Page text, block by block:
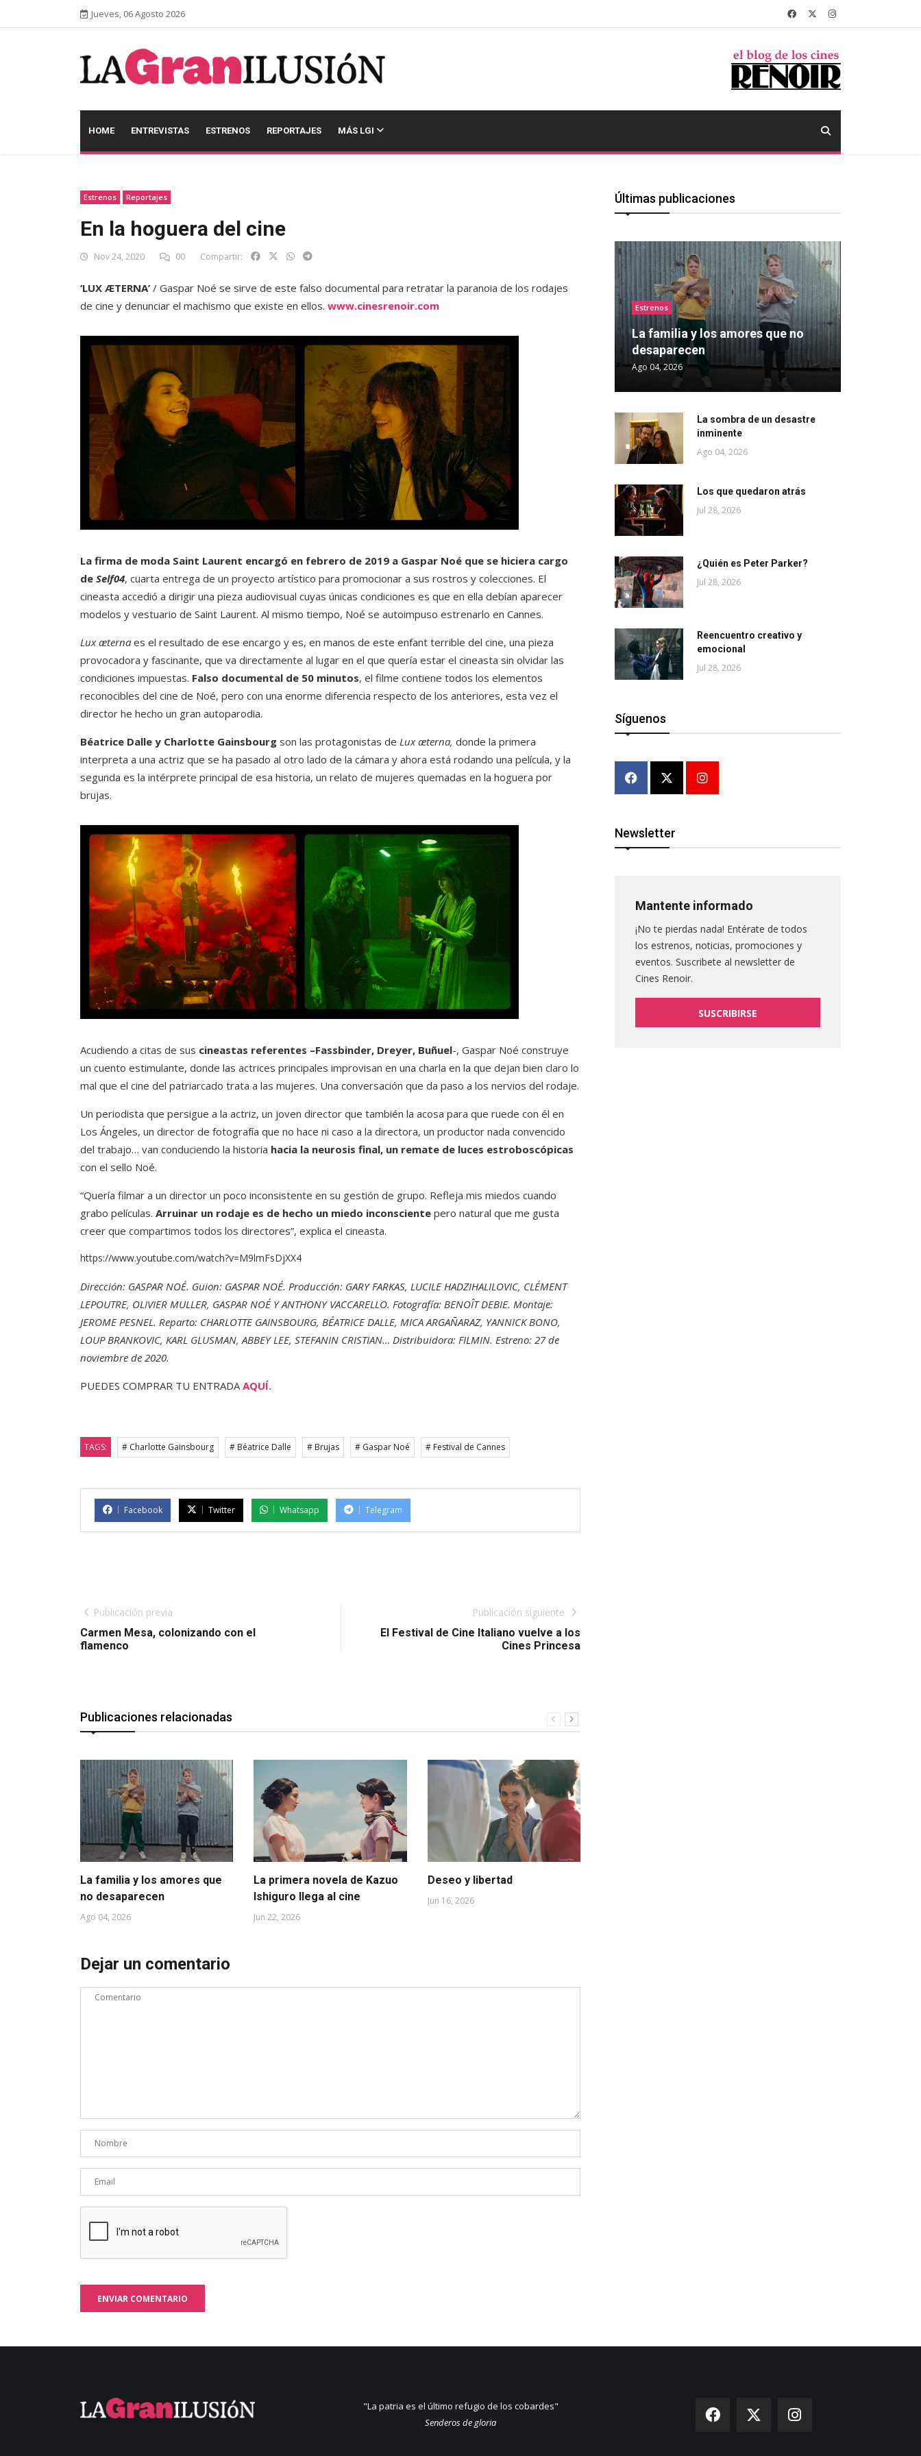
Jueves, 06 Agosto 2026
HOME ENTREVISTAS ESTRENOS REPORTAJES MÁS LGI
Estrenos Reportajes
En la hoguera del cine
Nov 24, 2020 00 Compartir:
‘LUX ÆTERNA’ / Gaspar Noé se sirve de este falso documental para retratar la paranoia de los rodajes
de cine y denunciar el machismo que existe en ellos. www.cinesrenoir.com
La firma de moda Saint Laurent encargó en febrero de 2019 a Gaspar Noé que se hiciera cargo
de Self04, cuarta entrega de un proyecto artístico para promocionar a sus rostros y colecciones. El
cineasta accedió a dirigir una pieza audiovisual cuyas únicas condiciones es que en ella debían aparecer
modelos y vestuario de Saint Laurent. Al mismo tiempo, Noé se autoimpuso estrenarlo en Cannes.
Lux æterna es el resultado de ese encargo y es, en manos de este enfant terrible del cine, una pieza
provocadora y fascinante, que va directamente al lugar en el que quería estar el cineasta sin olvidar las
condiciones impuestas. Falso documental de 50 minutos, el filme contiene todos los elementos
reconocibles del cine de Noé, pero con una enorme diferencia respecto de los anteriores, esta vez el
director he hecho un gran autoparodia.
Béatrice Dalle y Charlotte Gainsbourg son las protagonistas de Lux æterna, donde la primera
interpreta a una actriz que se ha pasado al otro lado de la cámara y ahora está rodando una película, y la
segunda es la intérprete principal de esa historia, un relato de mujeres quemadas en la hoguera por
brujas.
Acudiendo a citas de sus cineastas referentes –Fassbinder, Dreyer, Buñuel-, Gaspar Noé construye
un cuento estimulante, donde las actrices principales improvisan en una charla en la que dejan bien claro lo
mal que el cine del patriarcado trata a las mujeres. Una conversación que da paso a los nervios del rodaje.
Un periodista que persigue a la actriz, un joven director que también la acosa para que ruede con él en
Los Ángeles, un director de fotografía que no hace ni caso a la directora, un productor nada convencido
del trabajo… van conduciendo la historia hacia la neurosis final, un remate de luces estroboscópicas
con el sello Noé.
“Quería filmar a un director un poco inconsistente en su gestión de grupo. Refleja mis miedos cuando
grabo películas. Arruinar un rodaje es de hecho un miedo inconsciente pero natural que me gusta
creer que compartimos todos los directores”, explica el cineasta.
https://www.youtube.com/watch?v=M9lmFsDjXX4
Dirección: GASPAR NOÉ. Guion: GASPAR NOÉ. Producción: GARY FARKAS, LUCILE HADZIHALILOVIC, CLÉMENT
LEPOUTRE, OLIVIER MULLER, GASPAR NOÉ Y ANTHONY VACCARELLO. Fotografía: BENOÎT DEBIE. Montaje:
JEROME PESNEL. Reparto: CHARLOTTE GAINSBOURG, BÉATRICE DALLE, MICA ARGAÑARAZ, YANNICK BONO,
LOUP BRANKOVIC, KARL GLUSMAN, ABBEY LEE, STEFANIN CRISTIAN… Distribuidora: FILMIN. Estreno: 27 de
noviembre de 2020.
PUEDES COMPRAR TU ENTRADAAQUÍ.
TAGS: # Charlotte Gainsbourg # Béatrice Dalle # Brujas # Gaspar Noé # Festival de Cannes
Facebook Twitter Whatsapp Telegram
Publicación previa
Carmen Mesa, colonizando con el
flamenco
Publicación siguiente
El Festival de Cine Italiano vuelve a los
Cines Princesa
Publicaciones relacionadas
La familia y los amores que
no desaparecen
Ago 04, 2026
La primera novela de Kazuo
Ishiguro llega al cine
Jun 22, 2026
Deseo y libertad
Jun 16, 2026
Dejar un comentario
ENVIAR COMENTARIO
Últimas publicaciones
Estrenos
La familia y los amores que no
desaparecen
Ago 04, 2026
La sombra de un desastre
inminente
Ago 04, 2026
Los que quedaron atrás
Jul 28, 2026
¿Quién es Peter Parker?
Jul 28, 2026
Reencuentro creativo y
emocional
Jul 28, 2026
Síguenos
Newsletter
Mantente informado
¡No te pierdas nada! Entérate de todos
los estrenos, noticias, promociones y
eventos. Suscribete al newsletter de
Cines Renoir.
SUSCRIBIRSE
"La patria es el último refugio de los cobardes"
Senderos de gloria